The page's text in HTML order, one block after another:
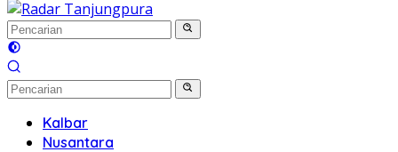
Kalbar
Nusantara